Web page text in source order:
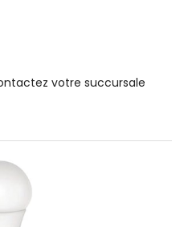
votre succursale